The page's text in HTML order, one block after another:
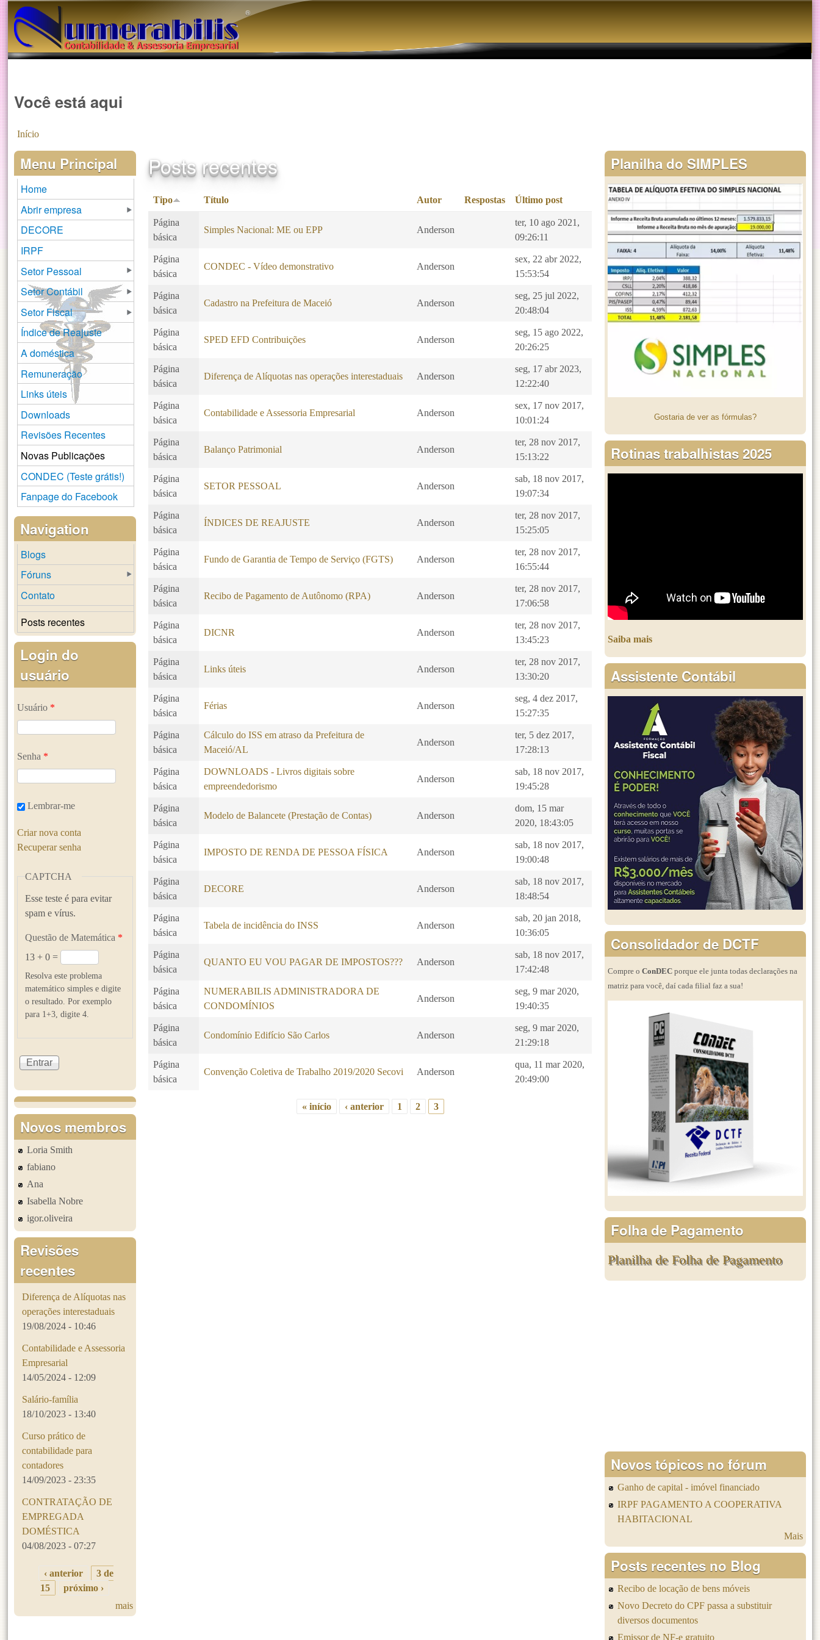
®️
Você está aqui
Início
Posts recentes
Tipo Título Autor Respostas Último post
Página
básica
Simples Nacional: ME ou EPP Anderson
ter, 10 ago 2021,
09:26:11
Página
básica
CONDEC - Vídeo demonstrativo Anderson
sex, 22 abr 2022,
15:53:54
Página
básica
Cadastro na Prefeitura de Maceió Anderson
seg, 25 jul 2022,
20:48:04
Página
básica
SPED EFD Contribuições Anderson
seg, 15 ago 2022,
20:26:25
Página
básica
Diferença de Alíquotas nas operações interestaduais Anderson
seg, 17 abr 2023,
12:22:40
Página
básica
Contabilidade e Assessoria Empresarial Anderson
sex, 17 nov 2017,
10:01:24
Página
básica
Balanço Patrimonial Anderson
ter, 28 nov 2017,
15:13:22
Página
básica
SETOR PESSOAL Anderson
sab, 18 nov 2017,
19:07:34
Página
básica
ÍNDICES DE REAJUSTE Anderson
ter, 28 nov 2017,
15:25:05
Página
básica
Fundo de Garantia de Tempo de Serviço (FGTS) Anderson
ter, 28 nov 2017,
16:55:44
Página
básica
Recibo de Pagamento de Autônomo (RPA) Anderson
ter, 28 nov 2017,
17:06:58
Página
básica
DICNR Anderson
ter, 28 nov 2017,
13:45:23
Página
básica
Links úteis Anderson
ter, 28 nov 2017,
13:30:20
Página
básica
Férias Anderson
seg, 4 dez 2017,
15:27:35
Página
básica
Cálculo do ISS em atraso da Prefeitura de
Maceió/AL
Anderson
ter, 5 dez 2017,
17:28:13
Página
básica
DOWNLOADS - Livros digitais sobre
empreendedorismo
Anderson
sab, 18 nov 2017,
19:45:28
Página
básica
Modelo de Balancete (Prestação de Contas) Anderson
dom, 15 mar
2020, 18:43:05
Página
básica
IMPOSTO DE RENDA DE PESSOA FÍSICA Anderson
sab, 18 nov 2017,
19:00:48
Página
básica
DECORE Anderson
sab, 18 nov 2017,
18:48:54
Página
básica
Tabela de incidência do INSS Anderson
sab, 20 jan 2018,
10:36:05
Página
básica
QUANTO EU VOU PAGAR DE IMPOSTOS??? Anderson
sab, 18 nov 2017,
17:42:48
Página
básica
NUMERABILIS ADMINISTRADORA DE
CONDOMÍNIOS
Anderson
seg, 9 mar 2020,
19:40:35
Página
básica
Condomínio Edifício São Carlos Anderson
seg, 9 mar 2020,
21:29:18
Página
básica
Convenção Coletiva de Trabalho 2019/2020 Secovi Anderson
qua, 11 mar 2020,
20:49:00
« início ‹ anterior 1 2 3
Menu Principal
Home
Abrir empresa
DECORE
IRPF
Setor Pessoal
Setor Contábil
Setor Fiscal
Índice de Reajuste
A doméstica
Remuneração
Links úteis
Downloads
Revisões Recentes
Novas Publicações
CONDEC (Teste grátis!)
Fanpage do Facebook
Navigation
Blogs
Fóruns
Contato
Posts recentes
Login do
usuário
Usuário *
Senha *
Lembrar-me
Criar nova conta
Recuperar senha
CAPTCHA
Esse teste é para evitar
spam e vírus.
Questão de Matemática *
13 + 0 =
Resolva este problema
matemático simples e digite
o resultado. Por exemplo
para 1+3, digite 4.
Novos membros
Loria Smith
fabiano
Ana
Isabella Nobre
igor.oliveira
Revisões
recentes
Diferença de Alíquotas nas
operações interestaduais
19/08/2024 - 10:46
Contabilidade e Assessoria
Empresarial
14/05/2024 - 12:09
Salário-família
18/10/2023 - 13:40
Curso prático de
contabilidade para
contadores
14/09/2023 - 23:35
CONTRATAÇÃO DE
EMPREGADA
DOMÉSTICA
04/08/2023 - 07:27
‹ anterior
3 de
15
próximo ›
mais
Planilha do SIMPLES
Gostaria de ver as fórmulas?
Rotinas trabalhistas 2025
Saiba mais
Assistente Contábil
Consolidador de DCTF
Compre o ConDEC porque ele junta todas declarações na
matriz para você, daí cada filial faz a sua!
Folha de Pagamento
Planilha de Folha de Pagamento
Novos tópicos no fórum
Ganho de capital - imóvel financiado
IRPF PAGAMENTO A COOPERATIVA
HABITACIONAL
Mais
Posts recentes no Blog
Recibo de locação de bens móveis
Novo Decreto do CPF passa a substituir
diversos documentos
Emissor de NF-e gratuito